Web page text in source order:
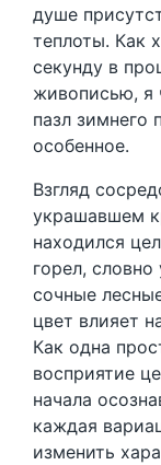
душе
теплоты. Как
секунду в
живописью, я
пазл зимнего
особенное.
Взгляд
украшавшем
находился
горел,
сочные
цвет влияет
Как одна
восприятие
начала
каждая
изменить